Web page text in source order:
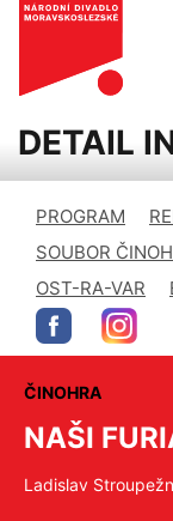
DETAIL
PROGRAM
SOUBOR
OST-RA-VAR
ČINOHRA
NAŠI
Ladislav